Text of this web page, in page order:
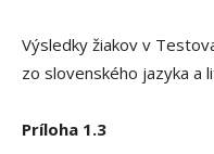
Výsledky žiakov v
zo slovenského jazyka a
Príloha 1.3